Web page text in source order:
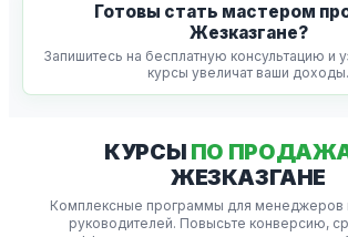
Готовы стать мастером
Жезказгане?
Запишитесь на бесплатную консультацию и
курсы увеличат ваши доходы.
КУРСЫ ПО
ЖЕЗКАЗГАНЕ
Комплексные программы для менеджеров
руководителей. Повысьте конверсию,